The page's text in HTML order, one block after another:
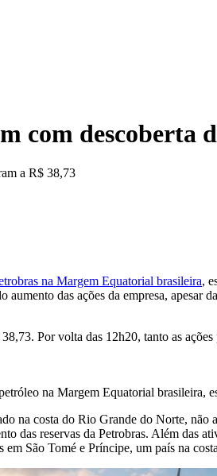
com descoberta
a R$ 38,73
na Margem Equatorial brasileira,
das ações da empresa, apesar
Por volta das 12h20, tanto as
na Margem Equatorial
na costa do Rio Grande do Norte, não
das reservas da Petrobras. Além
São Tomé e Príncipe, um país na